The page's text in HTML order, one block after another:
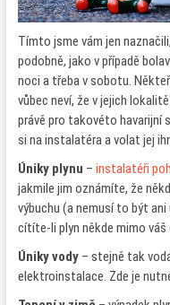
Tímto jsme vám jen
podobně, jako v případě
noci a třeba v sobotu.
vůbec neví, že v jejich
právě pro takovéto havarijní
si na instalatéra a volat jej
Úniky plynu – instalatéři
jakmile jim oznámíte, že
výbuchu (a nemusí to být
cítíte-li plyn někde mimo váš
Úniky vody – stejně tak
elektroinstalace. Zde je